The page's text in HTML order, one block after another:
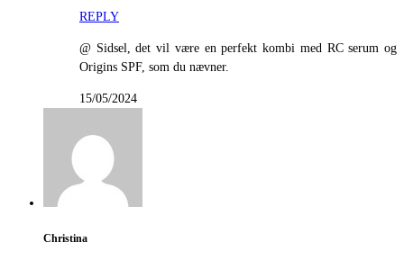
REPLY
@ Sidsel, det vil være en perfekt kombi med RC serum og
Origins SPF, som du nævner.
15/05/2024
Christina